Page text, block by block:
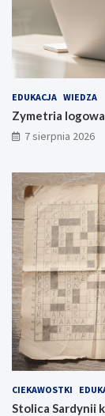
EDUKACJA WIEDZA
Zymetria
7 sierpnia 2026
CIEKAWOSTKI
Stolica Sardynii